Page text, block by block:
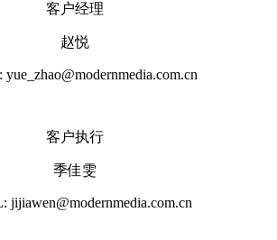
客户经理
赵悦
客户执行
季佳雯
jijiawen@modernmedia.com.cn